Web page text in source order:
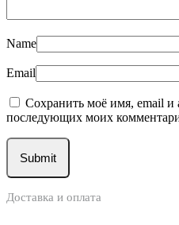
Name
Email
Сохранить моё имя, email и
последующих моих
Доставка и оплата